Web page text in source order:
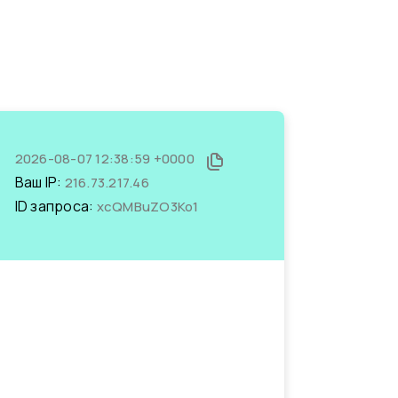
2026-08-07 12:38:59 +0000
Ваш IP: 216.73.217.46
ID запроса: xcQMBuZO3Ko1